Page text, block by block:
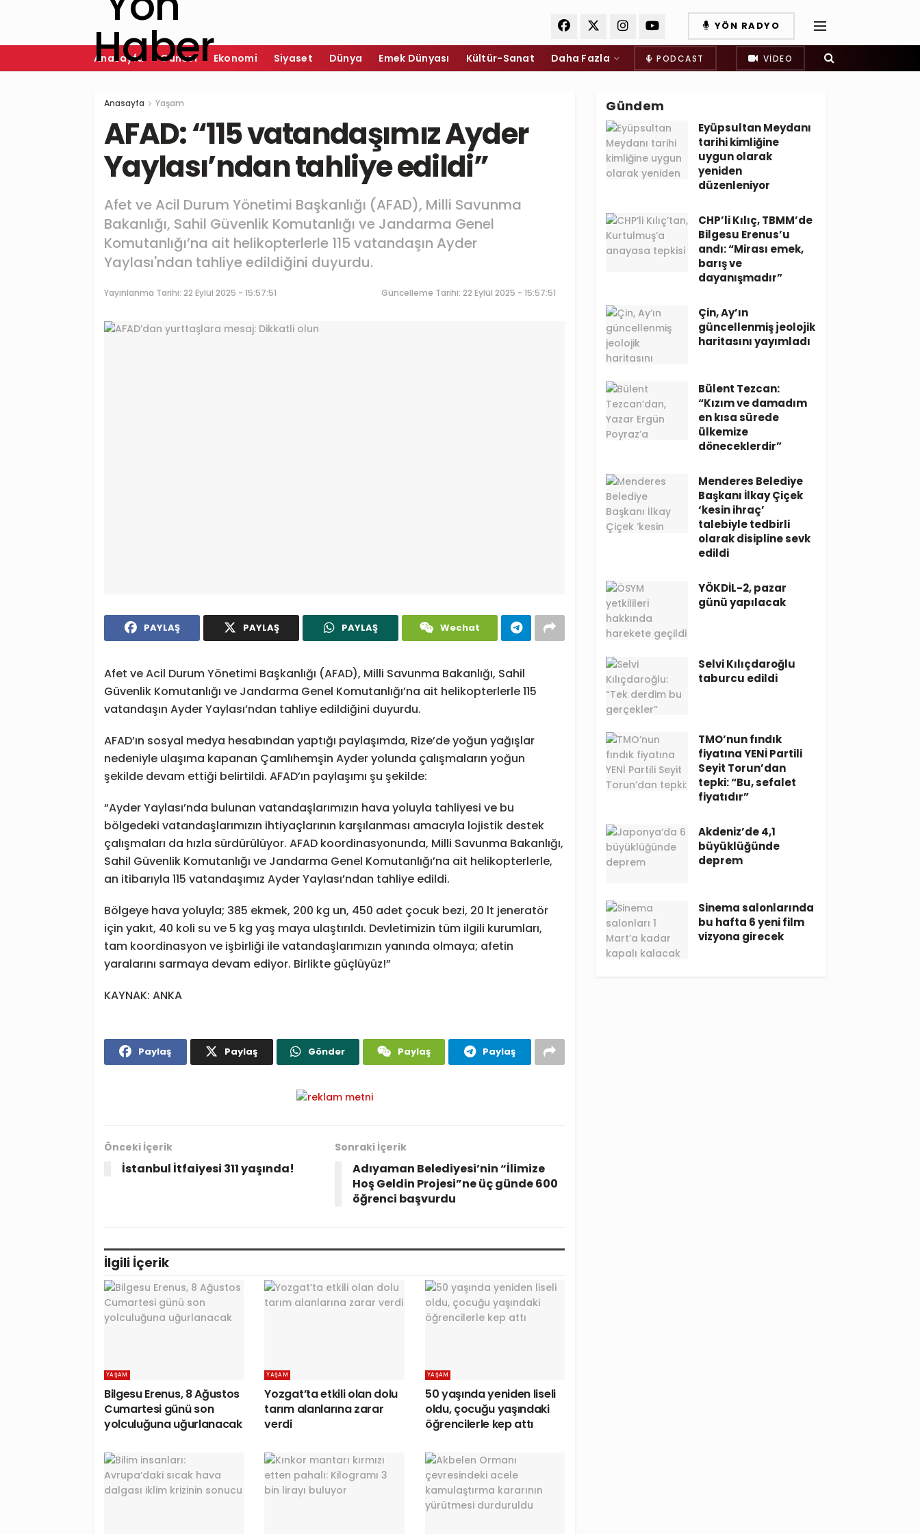
YÖN RADYO
Anasayfa Güncel Ekonomi Siyaset Dünya Emek Dünyası Kültür-Sanat Daha Fazla PODCAST VIDEO
Anasayfa Yaşam
AFAD: “115 vatandaşımız Ayder
Yaylası’ndan tahliye edildi”
Afet ve Acil Durum Yönetimi Başkanlığı (AFAD), Milli Savunma
Bakanlığı, Sahil Güvenlik Komutanlığı ve Jandarma Genel
Komutanlığı’na ait helikopterlerle 115 vatandaşın Ayder
Yaylası'ndan tahliye edildiğini duyurdu.
Yayınlanma Tarihi: 22 Eylül 2025 - 15:57:51 Güncelleme Tarihi: 22 Eylül 2025 - 15:57:51
PAYLAŞ PAYLAŞ PAYLAŞ Wechat
Afet ve Acil Durum Yönetimi Başkanlığı (AFAD), Milli Savunma Bakanlığı, Sahil
Güvenlik Komutanlığı ve Jandarma Genel Komutanlığı’na ait helikopterlerle 115
vatandaşın Ayder Yaylası’ndan tahliye edildiğini duyurdu.
AFAD’ın sosyal medya hesabından yaptığı paylaşımda, Rize’de yoğun yağışlar
nedeniyle ulaşıma kapanan Çamlıhemşin Ayder yolunda çalışmaların yoğun
şekilde devam ettiği belirtildi. AFAD’ın paylaşımı şu şekilde:
“Ayder Yaylası’nda bulunan vatandaşlarımızın hava yoluyla tahliyesi ve bu
bölgedeki vatandaşlarımızın ihtiyaçlarının karşılanması amacıyla lojistik destek
çalışmaları da hızla sürdürülüyor. AFAD koordinasyonunda, Milli Savunma Bakanlığı,
Sahil Güvenlik Komutanlığı ve Jandarma Genel Komutanlığı’na ait helikopterlerle,
an itibarıyla 115 vatandaşımız Ayder Yaylası’ndan tahliye edildi.
Bölgeye hava yoluyla; 385 ekmek, 200 kg un, 450 adet çocuk bezi, 20 lt jeneratör
için yakıt, 40 koli su ve 5 kg yaş maya ulaştırıldı. Devletimizin tüm ilgili kurumları,
tam koordinasyon ve işbirliği ile vatandaşlarımızın yanında olmaya; afetin
yaralarını sarmaya devam ediyor. Birlikte güçlüyüz!”
KAYNAK: ANKA
Paylaş Paylaş Gönder Paylaş Paylaş
Önceki İçerik
İstanbul İtfaiyesi 311 yaşında!
Sonraki İçerik
Adıyaman Belediyesi’nin “İlimize
Hoş Geldin Projesi”ne üç günde 600
öğrenci başvurdu
İlgili İçerik
YAŞAM
Bilgesu Erenus, 8 Ağustos
Cumartesi günü son
yolculuğuna uğurlanacak
YAŞAM
Yozgat’ta etkili olan dolu
tarım alanlarına zarar
verdi
YAŞAM
50 yaşında yeniden liseli
oldu, çocuğu yaşındaki
öğrencilerle kep attı
Gündem
Eyüpsultan Meydanı
tarihi kimliğine
uygun olarak
yeniden
düzenleniyor
CHP’li Kılıç, TBMM’de
Bilgesu Erenus’u
andı: “Mirası emek,
barış ve
dayanışmadır”
Çin, Ay’ın
güncellenmiş jeolojik
haritasını yayımladı
Bülent Tezcan:
“Kızım ve damadım
en kısa sürede
ülkemize
döneceklerdir”
Menderes Belediye
Başkanı İlkay Çiçek
‘kesin ihraç’
talebiyle tedbirli
olarak disipline sevk
edildi
YÖKDİL-2, pazar
günü yapılacak
Selvi Kılıçdaroğlu
taburcu edildi
TMO’nun fındık
fiyatına YENİ Partili
Seyit Torun’dan
tepki: “Bu, sefalet
fiyatıdır”
Akdeniz’de 4,1
büyüklüğünde
deprem
Sinema salonlarında
bu hafta 6 yeni film
vizyona girecek